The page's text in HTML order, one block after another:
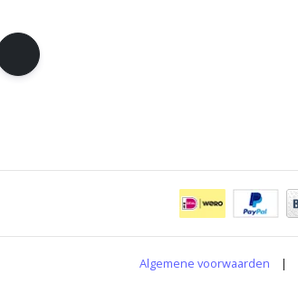
Algemene voorwaarden |